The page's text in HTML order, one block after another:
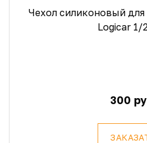
Чехол силиконовый
Logicar
300